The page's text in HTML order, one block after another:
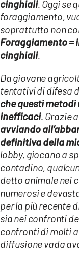
cinghiali. Oggi se
foraggiamento,
soprattutto non
Foraggiamento =
cinghiali.
Da giovane
tentativi di difesa
che questi
inefficaci. Grazie
avviando
definitiva della
lobby, giocano a
contadino,
detto animale nei
numerosi e
per la più recente
sia nei confronti
confronti di molti
diffusione vada